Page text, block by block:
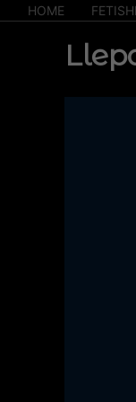
HOME